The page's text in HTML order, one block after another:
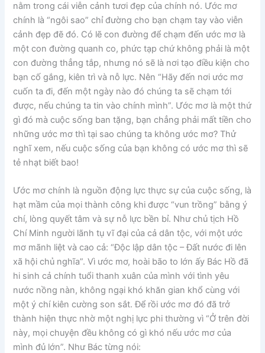
nằm trong cái viễn cảnh tươi đẹp của chính nó. Ước mơ
chính là “ngôi sao” chỉ đường cho bạn chạm tay vào viễn
cảnh đẹp đẽ đó. Có lẽ con đường để chạm đến ước mơ là
một con đường quanh co, phức tạp chứ không phải là một
con đường thẳng tắp, nhưng nó sẽ là nơi tạo điều kiện cho
bạn cố gắng, kiên trì và nỗ lực. Nên “Hãy đến nơi ước mơ
cuốn ta đi, đến một ngày nào đó chúng ta sẽ chạm tới
được, nếu chúng ta tin vào chính mình”. Ước mơ là một thứ
gì đó mà cuộc sống ban tặng, bạn chẳng phải mất tiền cho
những ước mơ thì tại sao chúng ta không ước mơ? Thử
nghĩ xem, nếu cuộc sống của bạn không có ước mơ thì sẽ
tẻ nhạt biết bao!
Ước mơ chính là nguồn động lực thực sự của cuộc sống, là
hạt mầm của mọi thành công khi được “vun trồng” bằng ý
chí, lòng quyết tâm và sự nỗ lực bền bỉ. Như chủ tịch Hồ
Chí Minh người lãnh tụ vĩ đại của cả dân tộc, với một ước
mơ mãnh liệt và cao cả: “Độc lập dân tộc – Đất nước đi lên
xã hội chủ nghĩa”. Vì ước mơ, hoài bão to lớn ấy Bác Hồ đã
hi sinh cả chính tuổi thanh xuân của mình với tình yêu
nước nồng nàn, không ngại khó khăn gian khổ cùng với
một ý chí kiên cường son sắt. Để rồi ước mơ đó đã trở
thành hiện thực nhờ một nghị lực phi thường vì “Ở trên đời
này, mọi chuyện đều không có gì khó nếu ước mơ của
mình đủ lớn”. Như Bác từng nói: